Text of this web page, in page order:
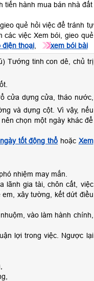
tiến hành mua bán nhà đất
quẻ hỏi việc để tránh tự
các việc Xem bói, gieo quẻ
điện thoại, xem bói bài
Tướng tinh con dê, chủ trị
cửa dựng cửa, tháo nước,
và dựng cột. Vì vậy, nếu
chọn một ngày khác để
tốt động thổ hoặc Xem
nhiệm may mắn.
lãnh gia tài, chôn cất, việc
xây tường, kết dứt điều
vào làm hành chính,
lợi trong việc. Ngược lại